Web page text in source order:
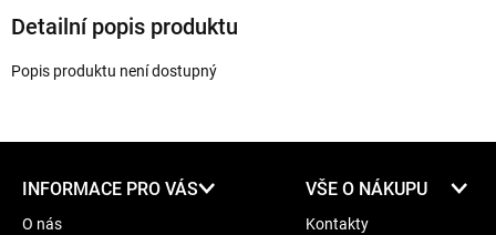
Detailní popis produktu
Popis produktu není dostupný
INFORMACE PRO VÁS
O nás
VŠE O NÁKUPU
Kontakty